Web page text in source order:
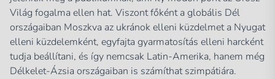
Világ fogalma ellen hat. Viszont főként a globális Dél
országaiban Moszkva az ukránok elleni küzdelmet a Nyugat
elleni küzdelemként, egyfajta gyarmatosítás elleni harcként
tudja beállítani, és így nemcsak Latin-Amerika, hanem még
Délkelet-Ázsia országaiban is számíthat szimpátiára.